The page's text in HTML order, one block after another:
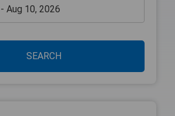
SEARCH